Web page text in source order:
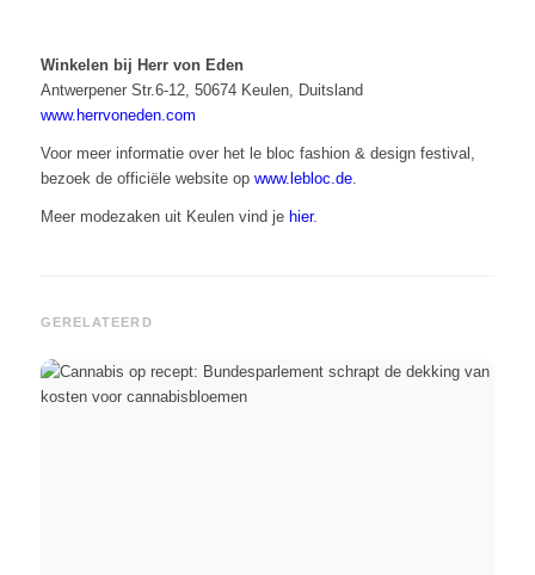
Winkelen bij Herr von Eden
Antwerpener Str.6-12, 50674 Keulen, Duitsland
www.herrvoneden.com
Voor meer informatie over het le bloc fashion & design festival,
bezoek de officiële website op www.lebloc.de.
Meer modezaken uit Keulen vind je hier.
GERELATEERD